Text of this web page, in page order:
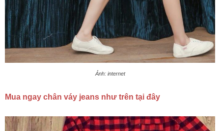
Ảnh: internet
Mua ngay chân váy jeans như trên tại đây